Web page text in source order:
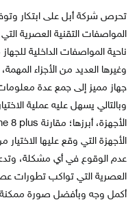
تحرص شركة أبل على ابتكار
المواصفات التقنية العصرية
ناحية المواصفات الداخلية
وغيرها العديد من الأجزاء
جهاز مميز إلى جمع عدة معلومات
وبالتالي يسهل عليه عملية
الأجهزة التي وقع عليها
عدم الوقوع في أي مشكلة،
العصرية التي تواكب تطورات
أكمل وجه وبأفضل صورة ممكنة